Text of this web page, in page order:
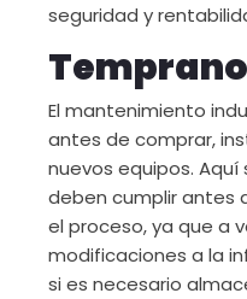
seguridad y
Temprano
El mantenimiento
antes de comprar,
nuevos equipos.
deben cumplir antes
el proceso, ya que a
modificaciones a la
si es necesario